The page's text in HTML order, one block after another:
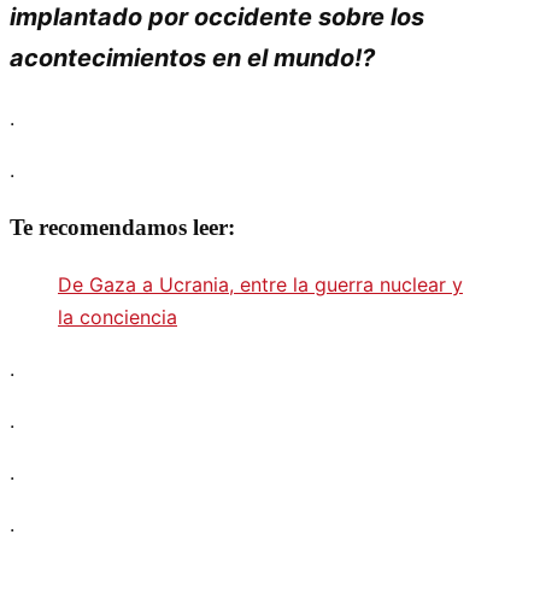
implantado por occidente sobre los
acontecimientos en el mundo!?
.
.
Te recomendamos leer:
De Gaza a Ucrania, entre la guerra nuclear y
la conciencia
.
.
.
.